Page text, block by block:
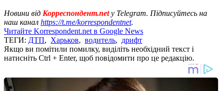
Новини від Корреспондент.net у Telegram. Підписуйтесь на
наш канал https://t.me/korrespondentnet.
Читайте Korrespondent.net в Google News
ТЕГИ: ДТП, Харьков, водитель, дрифт
Якщо ви помітили помилку, виділіть необхідний текст і
натисніть Ctrl + Enter, щоб повідомити про це редакцію.